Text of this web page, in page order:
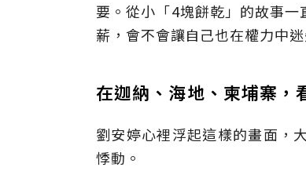
要。從小「4塊餅乾」的故事
薪，會不會讓自己也在權力中迷
在迦納、海地、柬埔寨，
劉安婷心裡浮起這樣的畫面，
悸動。